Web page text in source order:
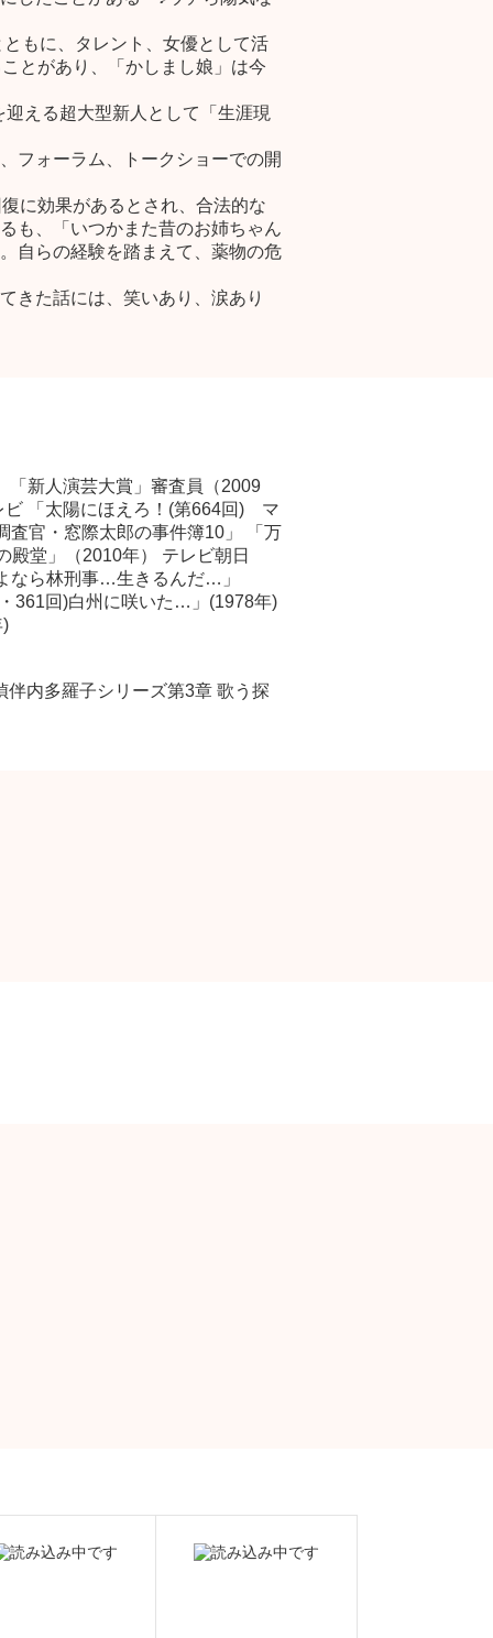
もに、タレント、女優として活
とがあり、「かしまし娘」は今
える超大型新人として「生涯現
フォーラム、トークショーでの開
に効果があるとされ、合法的な
も、「いつかまた昔のお姉ちゃん
自らの経験を踏まえて、薬物の危
きた話には、笑いあり、涙あり
新人演芸大賞」審査員（2009
ビ 「太陽にほえろ！(第664回) マ
査官・窓際太郎の事件簿10」 「万
堂」（2010年） テレビ朝日
なら林刑事…生きるんだ…」
361回)白州に咲いた…」(1978年)
)
伴内多羅子シリーズ第3章 歌う探